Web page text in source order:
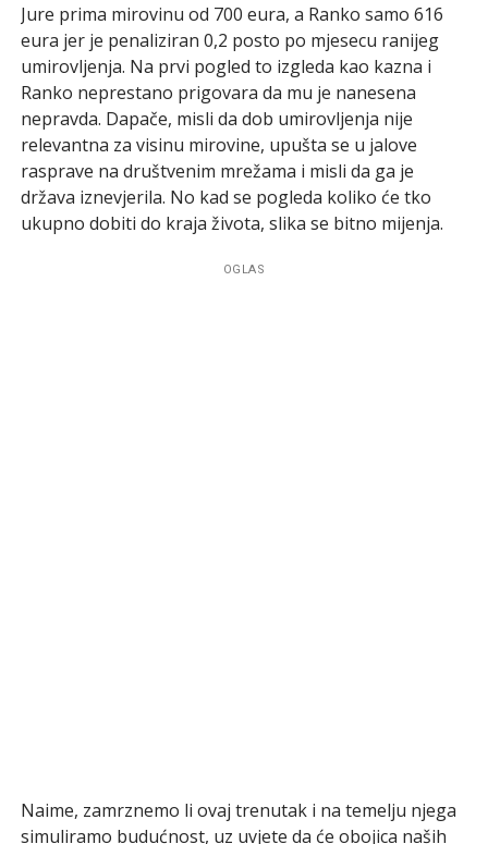
Jure prima mirovinu od 700 eura, a Ranko samo 616
eura jer je penaliziran 0,2 posto po mjesecu ranijeg
umirovljenja. Na prvi pogled to izgleda kao kazna i
Ranko neprestano prigovara da mu je nanesena
nepravda. Dapače, misli da dob umirovljenja nije
relevantna za visinu mirovine, upušta se u jalove
rasprave na društvenim mrežama i misli da ga je
država iznevjerila. No kad se pogleda koliko će tko
ukupno dobiti do kraja života, slika se bitno mijenja.
OGLAS
Naime, zamrznemo li ovaj trenutak i na temelju njega
simuliramo budućnost, uz uvjete da će obojica naših